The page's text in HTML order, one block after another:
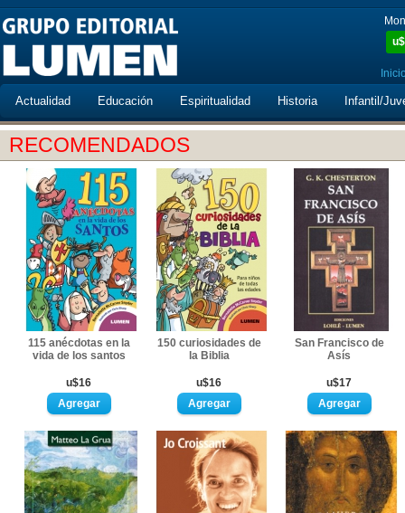
u$
Actualidad Educación Espiritualidad Historia Infantil/
RECOMENDADOS
115 anécdotas en la
vida de los santos
u$16
150 curiosidades de
la Biblia
u$16
San Francisco de
Asís
u$17